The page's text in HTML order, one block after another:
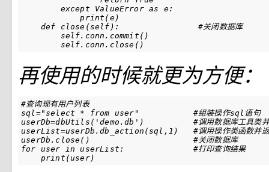
except
ValueError as e:
print (e)
def
close (self ):
#关闭数据库
self. conn . commit ()
self. conn . close ()
再使用的时候就更为方便：
#查询现有用户列表
sql ="select * from user"
#组装操作sql语句
userDb=dbUtils ( 'demo.db' )
#调用数据库工具类
userList=userDb .db_action (sql , 1 )
#调用操作类函数并
userDb . close()
#关闭数据库
for user in userList :
#打印查询结果
print (user)